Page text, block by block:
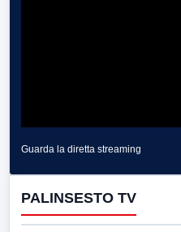
Guarda la diretta streaming
PALINSESTO TV